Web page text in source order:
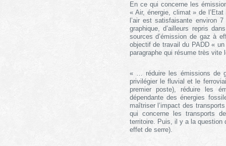
En ce qui concerne les
«Air, énergie, climat» de l’Etat
l’air est satisfaisante environ
graphique, d’ailleurs repris
sources d’émission de gaz à
objectif de travail du PADD «
paragraphe qui résume très
« … réduire les émissions de
privilégier le fluvial et le
premier poste), réduire les
dépendante des énergies
maîtriser l’impact des
qui concerne les transports
territoire. Puis, il y a la question
effet de serre).